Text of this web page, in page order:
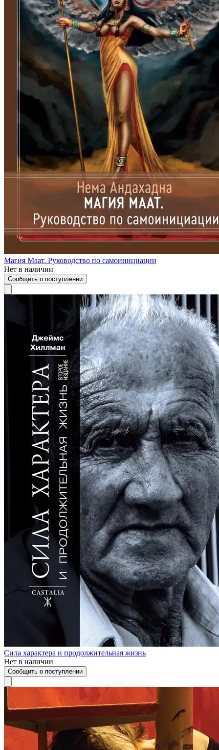
Магия Маат. Руководство по самоинициации
Нет в наличии
Сообщить о поступлении
Сила характера и продолжительная жизнь
Нет в наличии
Сообщить о поступлении